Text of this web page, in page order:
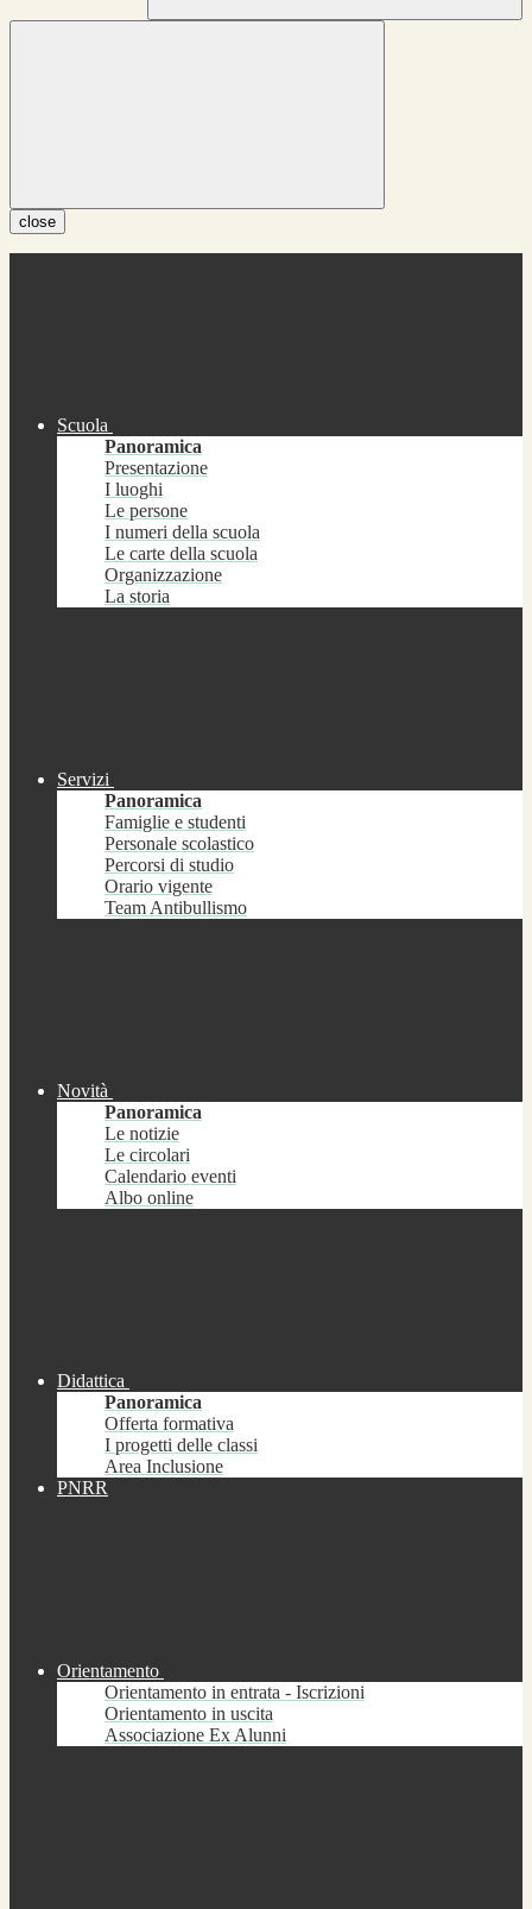
close
Scuola
Panoramica
Presentazione
I luoghi
Le persone
I numeri della scuola
Le carte della scuola
Organizzazione
La storia
Servizi
Panoramica
Famiglie e studenti
Personale scolastico
Percorsi di studio
Orario vigente
Team Antibullismo
Novità
Panoramica
Le notizie
Le circolari
Calendario eventi
Albo online
Didattica
Panoramica
Offerta formativa
I progetti delle classi
Area Inclusione
PNRR
Orientamento
Orientamento in entrata - Iscrizioni
Orientamento in uscita
Associazione Ex Alunni